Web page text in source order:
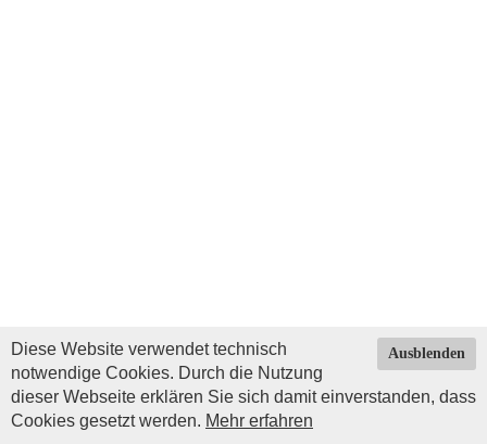
Ausblenden
Diese Website verwendet technisch
notwendige Cookies. Durch die Nutzung
dieser Webseite erklären Sie sich damit einverstanden, dass
Cookies gesetzt werden. Mehr erfahren